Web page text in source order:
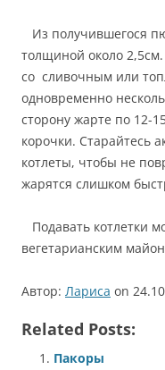
Из получившегося
толщиной около
со сливочным или
одновременно
сторону жарте по 12-
корочки. Старайтесь
котлеты, чтобы не
жарятся слишком
Подавать котлетки
вегетарианским
Автор: Лариса on
Related Posts:
Пакоры